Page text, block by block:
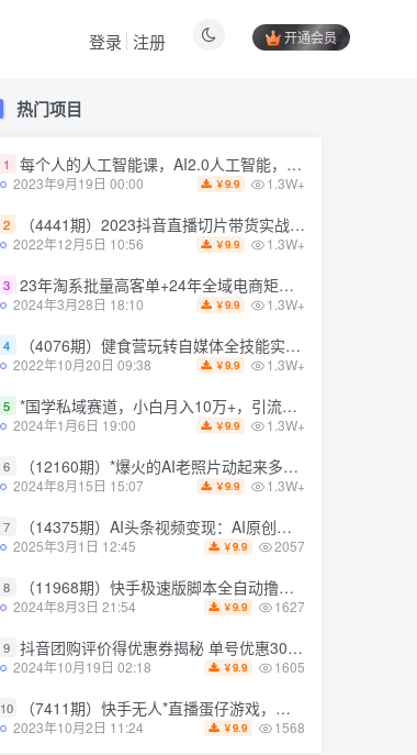
开通会员
登录 注册
热门项目
1 每个人的人工智能课，AI2.0人工智能，零基础入门
2023年9月19日 00:00 ￥9.9 1.3W+
2 （4441期）2023抖音直播切片带货实战，0基础+零资源+零经验 月入10W+借力IP实现躺赚
2022年12月5日 10:56 ￥9.9 1.3W+
3 23年淘系批量高客单+24年全域电商矩阵，批量高客单线上课（109节课）
2024年3月28日 18:10 ￥9.9 1.3W+
4 （4076期）健食营玩转自媒体全技能实操，从无到有到精通，零基础也能打造*IP
2022年10月20日 09:38 ￥9.9 1.3W+
5 *国学私域赛道，小白月入10万+，引流+转化完整流程【揭秘】
2024年1月6日 19:00 ￥9.9 1.3W+
6 （12160期）*爆火的AI老照片动起来多重变现教程，蹭热点日赚3000+，内含免费工具
2024年8月15日 15:07 ￥9.9 1.3W+
7 （14375期）AI头条视频变现：AI原创搬运玩法，无需剪辑，多平台发布，单号日入30-300
2025年3月1日 12:45 ￥9.9 2057
8 （11968期）快手极速版脚本全自动撸金看广告、刷视频单号收益50＋可批量操作
2024年8月3日 21:54 ￥9.9 1627
9 抖音团购评价得优惠券揭秘 单号优惠30-50 详细教程
2024年10月19日 02:18 ￥9.9 1605
10 （7411期）快手无人*直播蛋仔游戏，一天收入700+流程简单人人可做（送10G素材）
2023年10月2日 11:24 ￥9.9 1568
热门项目
1 每个人的人工智能课，AI2.0人工智能，零基础入门
2023年9月19日 00:00 ￥9.9 1.3W+
2 （4441期）2023抖音直播切片带货实战，0基础+零资源+零经验 月入10W+借力IP实现躺赚
2022年12月5日 10:56 ￥9.9 1.3W+
3 23年淘系批量高客单+24年全域电商矩阵，批量高客单线上课（109节课）
2024年3月28日 18:10 ￥9.9 1.3W+
4 （4076期）健食营玩转自媒体全技能实操，从无到有到精通，零基础也能打造*IP
2022年10月20日 09:38 ￥9.9 1.3W+
5 *国学私域赛道，小白月入10万+，引流+转化完整流程【揭秘】
2024年1月6日 19:00 ￥9.9 1.3W+
6 （12160期）*爆火的AI老照片动起来多重变现教程，蹭热点日赚3000+，内含免费工具
2024年8月15日 15:07 ￥9.9 1.3W+
7 （14375期）AI头条视频变现：AI原创搬运玩法，无需剪辑，多平台发布，单号日入30-300
2025年3月1日 12:45 ￥9.9 2057
8 （11968期）快手极速版脚本全自动撸金看广告、刷视频单号收益50＋可批量操作
2024年8月3日 21:54 ￥9.9 1627
9 抖音团购评价得优惠券揭秘 单号优惠30-50 详细教程
2024年10月19日 02:18 ￥9.9 1605
10 （7411期）快手无人*直播蛋仔游戏，一天收入700+流程简单人人可做（送10G素材）
2023年10月2日 11:24 ￥9.9 1568